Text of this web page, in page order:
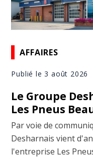
AFFAIRES
Publié le 3 août 2026
Le Groupe
Les Pneus
Par voie de
Desharnais vient
l'entreprise Les